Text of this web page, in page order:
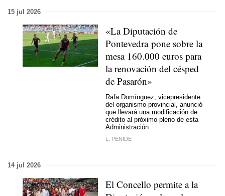
15 jul 2026
«La Diputación de
Pontevedra pone sobre la
mesa 160.000 euros para
la renovación del césped
de Pasarón»
Rafa Domínguez, vicepresidente
del organismo provincial, anunció
que llevará una modificación de
crédito al próximo pleno de esta
Administración
L. PENIDE
14 jul 2026
El Concello permite a la